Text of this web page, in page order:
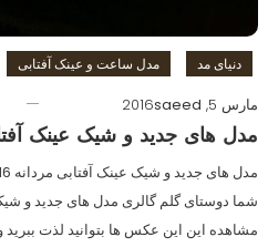
دنیای مد مدل ساعت و عینک آفتابی
مارس 5, 2016
saeed
مدل های جدید و شیک عینک آفتابی
شما دوستای گلم گالری مدل های جدید و شیک